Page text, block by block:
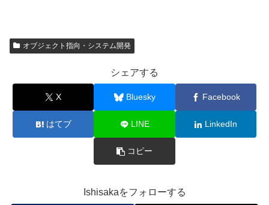
オブジェクト指向・システム開発
シェアする
X Bluesky Facebook
はてブ LINE LinkedIn
コピー
Ishisakaをフォローする